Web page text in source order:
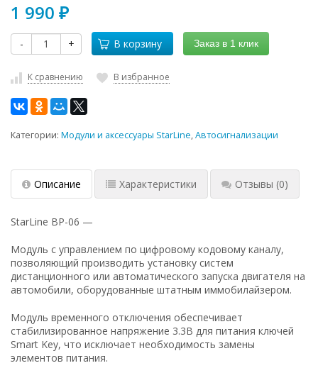
1 990 ₽
- + В корзину Заказ в 1 клик
К сравнению В избранное
Категории: Модули и аксессуары StarLine,Автосигнализации
Описание Характеристики Отзывы (0)
StarLine BP-06 —
Модуль с управлением по цифровому кодовому каналу,
позволяющий производить установку систем
дистанционного или автоматического запуска двигателя на
автомобили, оборудованные штатным иммобилайзером.
Модуль временного отключения обеспечивает
стабилизированное напряжение 3.3В для питания ключей
Smart Key, что исключает необходимость замены
элементов питания.